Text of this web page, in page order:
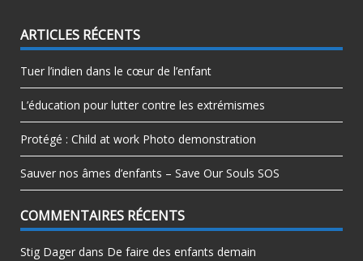
ARTICLES RÉCENTS
Tuer l’indien dans le cœur de l’enfant
L’éducation pour lutter contre les extrémismes
Protégé : Child at work Photo demonstration
Sauver nos âmes d’enfants – Save Our Souls SOS
COMMENTAIRES RÉCENTS
Stig Dager dans De faire des enfants demain